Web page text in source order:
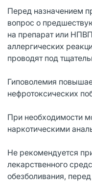
Перед назначением
вопрос о
на препарат или
аллергических
проводят под
Гиповолемия
нефротоксических
При необходимости
наркотическими
Не рекомендуется
лекарственного
обезболивания,